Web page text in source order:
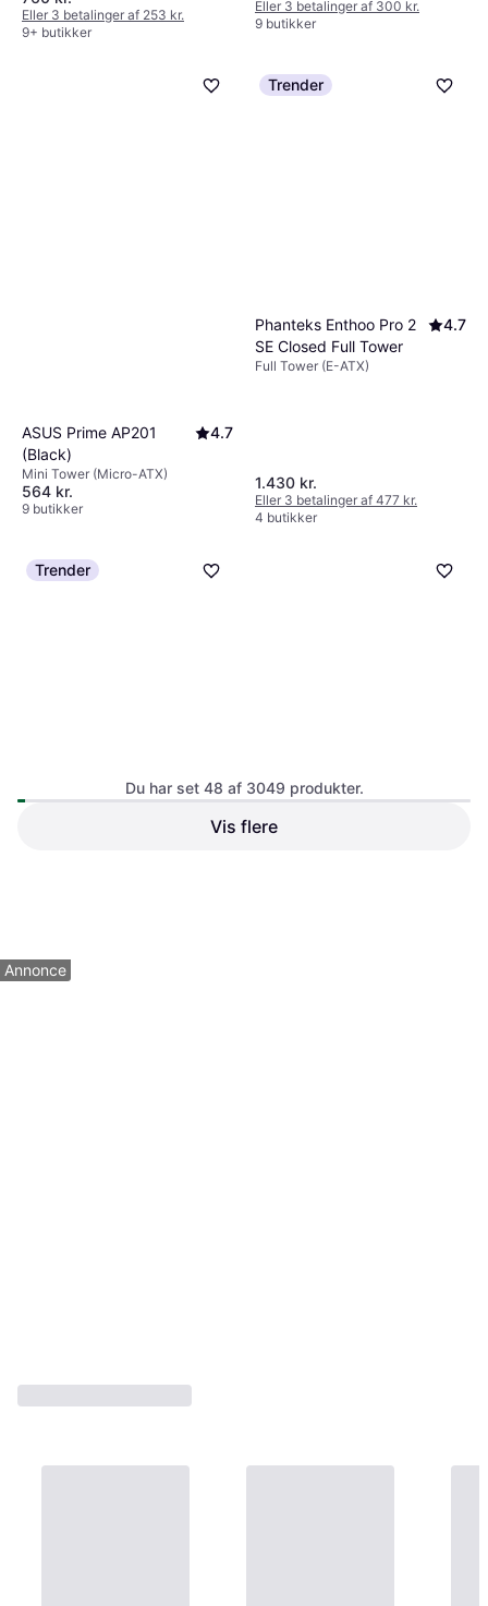
Eller 3 betalinger af 253 kr.
9+ butikker
Eller 3 betalinger af 300 kr.
9 butikker
ASUS Prime AP201
(Black)
4.7
Mini Tower (Micro-ATX)
564 kr.
9 butikker
Trender
Phanteks Enthoo Pro 2
SE Closed Full Tower
4.7
Full Tower (E-ATX)
1.430 kr.
Eller 3 betalinger af 477 kr.
4 butikker
Trender
Be Quiet! Light Base 900 DX
Endorfy Endorfy Ventum 200
Du har set 48 af 3049 produkter.
Vis flere
Annonce